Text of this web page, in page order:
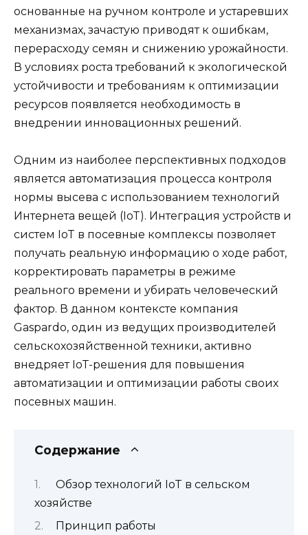
основанные на ручном контроле и устаревших
механизмах, зачастую приводят к ошибкам,
перерасходу семян и снижению урожайности.
В условиях роста требований к экологической
устойчивости и требованиям к оптимизации
ресурсов появляется необходимость в
внедрении инновационных решений.
Одним из наиболее перспективных подходов
является автоматизация процесса контроля
нормы высева с использованием технологий
Интернета вещей (IoT). Интеграция устройств и
систем IoT в посевные комплексы позволяет
получать реальную информацию о ходе работ,
корректировать параметры в режиме
реального времени и убирать человеческий
фактор. В данном контексте компания
Gaspardo, один из ведущих производителей
сельскохозяйственной техники, активно
внедряет IoT-решения для повышения
автоматизации и оптимизации работы своих
посевных машин.
Содержание
Обзор технологий IoT в сельском
хозяйстве
Принцип работы